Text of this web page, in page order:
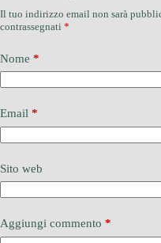
Il tuo indirizzo email non sarà
contrassegnati *
Nome *
Email *
Sito web
Aggiungi commento *